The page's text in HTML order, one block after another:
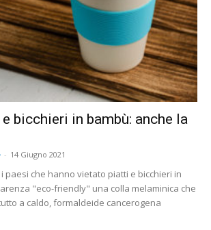
bicchieri in bambù: anche la
- 14 Giugno 2021
paesi che hanno vietato piatti e bicchieri in
"eco-friendly" una colla melaminica che
a caldo, formaldeide cancerogena